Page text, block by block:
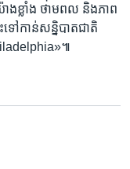
ង​ខ្លាំង ថាមពល​ និង​ភាព​
ៅ​កាន់​សន្និបាត​ជាតិ​
៕